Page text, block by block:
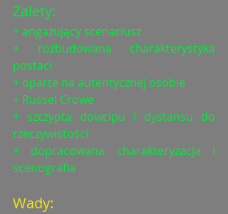
Zalety:
+ angażujący scenariusz
+ rozbudowana charakterystyka
postaci
+ oparte na autentycznej osobie
+ Russel Crowe
+ szczypta dowcipu i dystansu do
rzeczywistości
+ dopracowana charakteryzacja i
scenografia
Wady: